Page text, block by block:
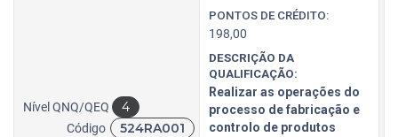
Nível QNQ/QEQ 4
Código 524RA001
PONTOS DE CRÉDITO:
198,00
DESCRIÇÃO DA
QUALIFICAÇÃO:
Realizar as operações do
processo de fabricação e
controlo de produtos